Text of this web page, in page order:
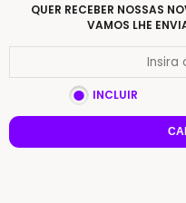
QUER RECEBER NOSSAS
VAMOS LHE
INCLUIR